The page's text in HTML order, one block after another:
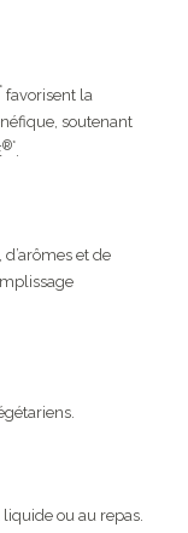
favorisent la
soutenant
®*.
et de
ou au repas.